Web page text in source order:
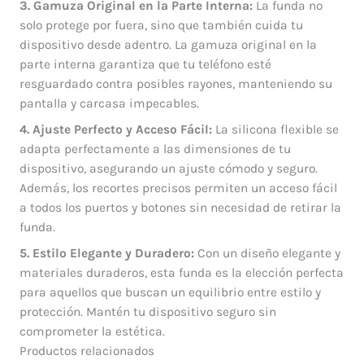
3. Gamuza Original en la Parte Interna:La funda no
solo protege por fuera, sino que también cuida tu
dispositivo desde adentro. La gamuza original en la
parte interna garantiza que tu teléfono esté
resguardado contra posibles rayones, manteniendo su
pantalla y carcasa impecables.
4. Ajuste Perfecto y Acceso Fácil:La silicona flexible se
adapta perfectamente a las dimensiones de tu
dispositivo, asegurando un ajuste cómodo y seguro.
Además, los recortes precisos permiten un acceso fácil
a todos los puertos y botones sin necesidad de retirar la
funda.
5. Estilo Elegante y Duradero:Con un diseño elegante y
materiales duraderos, esta funda es la elección perfecta
para aquellos que buscan un equilibrio entre estilo y
protección. Mantén tu dispositivo seguro sin
comprometer la estética.
Productos relacionados